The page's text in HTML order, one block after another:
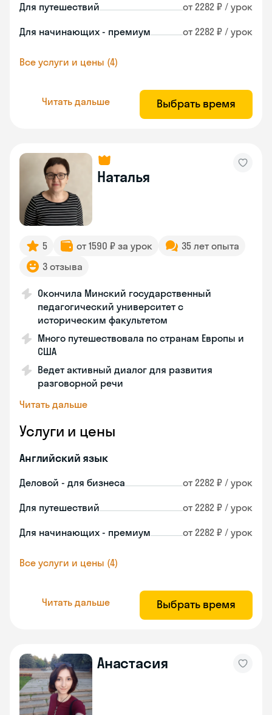
Для путешествий от 2282 ₽ / урок
Для начинающих - премиум от 2282 ₽ / урок
Все услуги и цены (4)
Читать дальше Выбрать время
Наталья
5 от 1590 ₽ за урок
35 лет опыта
3 отзыва
Окончила Минский государственный
педагогический университет с
историческим факультетом
Много путешествовала по странам Европы и
США
Ведет активный диалог для развития
разговорной речи
Читать дальше
Услуги и цены
Английский язык
Деловой - для бизнеса от 2282 ₽ / урок
Для путешествий от 2282 ₽ / урок
Для начинающих - премиум от 2282 ₽ / урок
Все услуги и цены (4)
Читать дальше Выбрать время
Анастасия